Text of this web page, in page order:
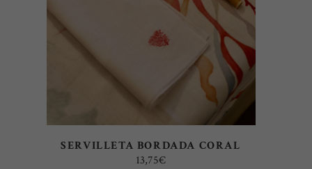
SERVILLETA BORDADA CORAL
13,75€